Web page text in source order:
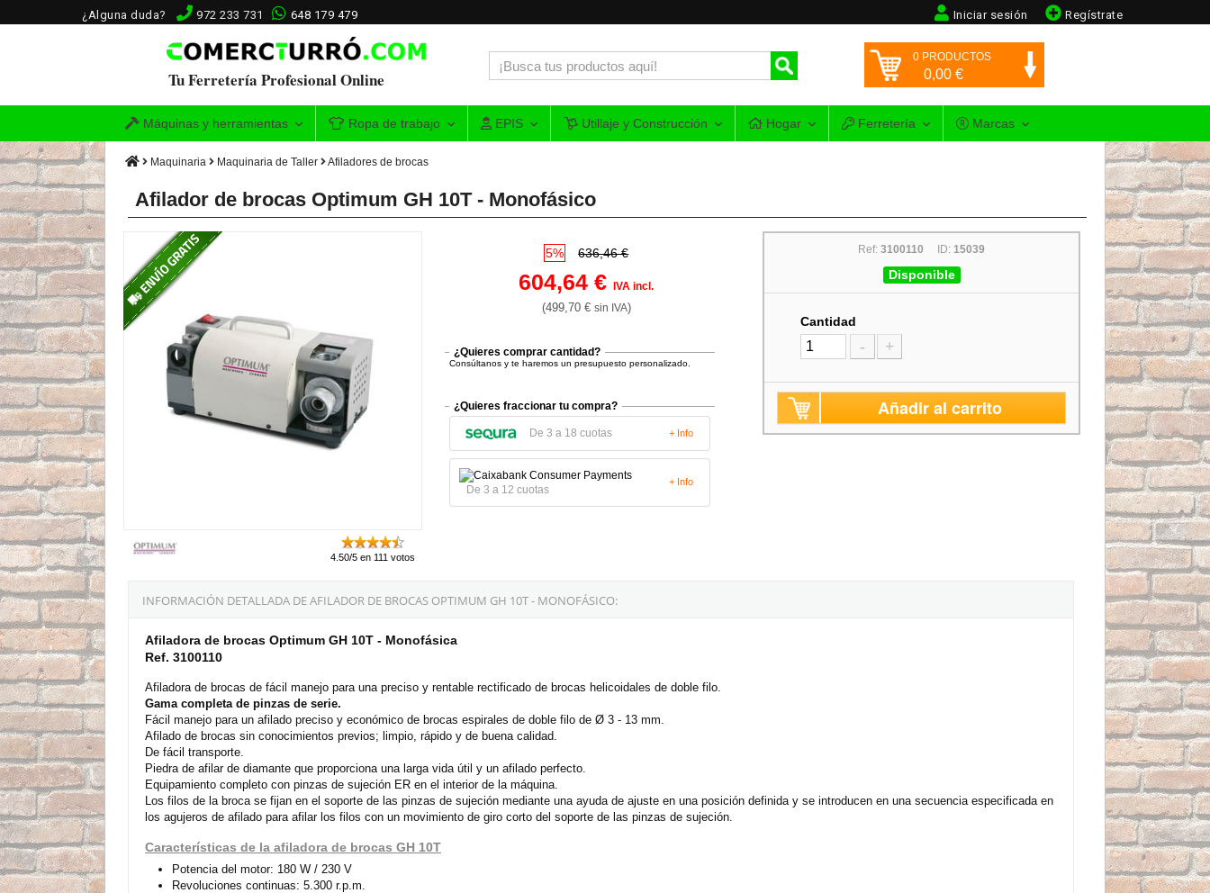
¿Alguna duda? 972 233 731 648 179 479 Regístrate
Iniciar sesión
Tu Ferretería Profesional Online
0 PRODUCTOS
0,00 €
Máquinas y herramientas Ropa de trabajo EPIS Utillaje y Construcción Hogar Ferretería Marcas
Maquinaria Maquinaria de Taller Afiladores de brocas
Afilador de brocas Optimum GH 10T - Monofásico
4.50/5 en 111 votos
5% 636,46 €
604,64 €IVA incl.
(499,70 € sin IVA)
¿Quieres comprar cantidad?
Consúltanos y te haremos un presupuesto personalizado.
¿Quieres fraccionar tu compra?
De 3 a 18 cuotas + Info
De 3 a 12 cuotas
+ Info
Ref:3100110 ID: 15039
Disponible
Cantidad
- +
Añadir al carrito
INFORMACIÓN DETALLADA DE AFILADOR DE BROCAS OPTIMUM GH 10T - MONOFÁSICO:
Afiladora de brocas Optimum GH 10T - Monofásica
Ref. 3100110
Afiladora de brocas de fácil manejo para una preciso y rentable rectificado de brocas helicoidales de doble filo.
Gama completa de pinzas de serie.
Fácil manejo para un afilado preciso y económico de brocas espirales de doble filo de Ø 3 - 13 mm.
Afilado de brocas sin conocimientos previos; limpio, rápido y de buena calidad.
De fácil transporte.
Piedra de afilar de diamante que proporciona una larga vida útil y un afilado perfecto.
Equipamiento completo con pinzas de sujeción ER en el interior de la máquina.
Los filos de la broca se fijan en el soporte de las pinzas de sujeción mediante una ayuda de ajuste en una posición definida y se introducen en una secuencia especificada en
los agujeros de afilado para afilar los filos con un movimiento de giro corto del soporte de las pinzas de sujeción.
Características de la afiladora de brocas GH 10T
Potencia del motor: 180 W / 230 V
Revoluciones continuas: 5.300 r.p.m.